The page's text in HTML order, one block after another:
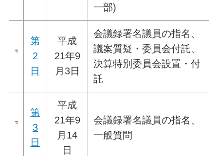
一部)
第
2
日
平成
21年9
月3日
会議録署名議員の指名、
議案質疑・委員会付託、
決算特別委員会設置・付
託
第
3
日
平成
21年9
月14
日
会議録署名議員の指名、
一般質問